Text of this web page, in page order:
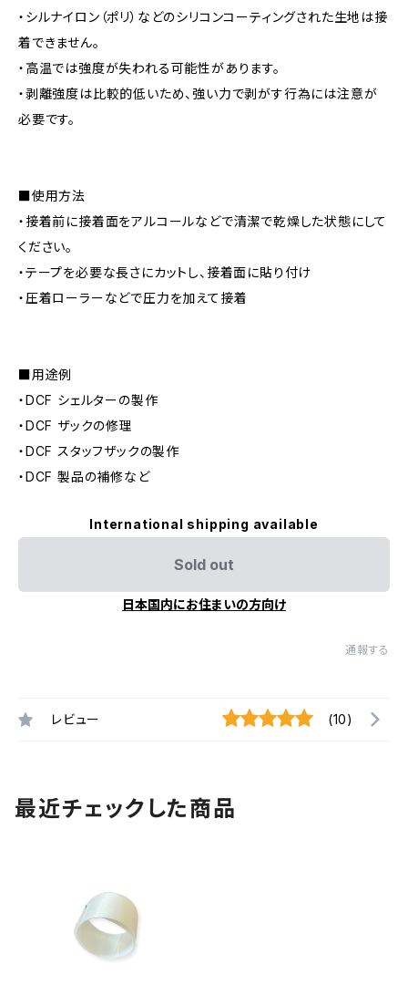
・シルナイロン（ポリ）などのシリコンコーティングされた生地は接
着できません。
・高温では強度が失われる可能性があります。
・剥離強度は比較的低いため、強い力で剥がす行為には注意が
必要です。
■使用方法
・接着前に接着面をアルコールなどで清潔で乾燥した状態にして
ください。
・テープを必要な長さにカットし、接着面に貼り付け
・圧着ローラーなどで圧力を加えて接着
■用途例
・DCF シェルターの製作
・DCF ザックの修理
・DCF スタッフザックの製作
・DCF 製品の補修など
International shipping available
Sold out
日本国内にお住まいの方向け
通報する
レビュー (10)
最近チェックした商品